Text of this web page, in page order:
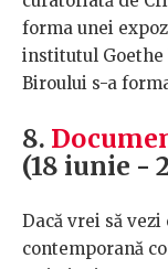
forma unei
institutul
Biroului s-a
8.
(18 iunie -
Dacă vrei să
contemporană